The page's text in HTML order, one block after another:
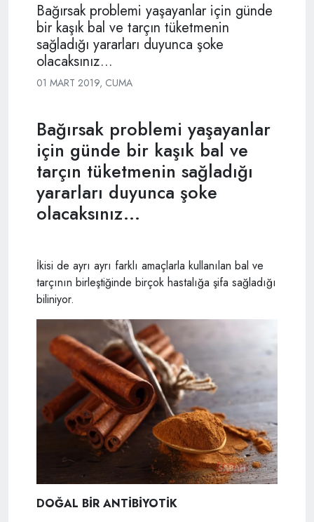
Bağırsak problemi yaşayanlar için günde
bir kaşık bal ve tarçın tüketmenin
sağladığı yararları duyunca şoke
olacaksınız...
01 MART 2019, CUMA
Bağırsak problemi yaşayanlar
için günde bir kaşık bal ve
tarçın tüketmenin sağladığı
yararları duyunca şoke
olacaksınız...
İkisi de ayrı ayrı farklı amaçlarla kullanılan bal ve
tarçının birleştiğinde birçok hastalığa şifa sağladığı
biliniyor.
DOĞAL BİR ANTİBİYOTİK